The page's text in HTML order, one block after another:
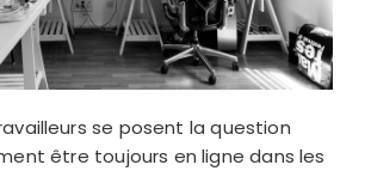
se posent la question
être toujours en ligne dans les